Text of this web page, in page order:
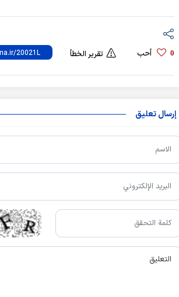
0 أحب تقرير الخطأ
إرسال تعليق